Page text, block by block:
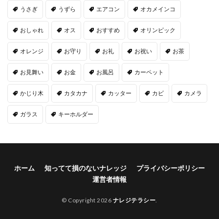
うさぎ うずら エアコン オカメインコ
おしゃれ オス おすすめ オリンピック
オレンジ お守り お礼 お祝い お茶
お見舞い お金 お風呂 カーペット
かじり木 カタカナ カッター カビ カメラ
ガラス キーホルダー
ホーム 知ってて損のないナレッジ
プライバシーポリシー
運営者情報
© Copyright 2026 ナレジテラシー.